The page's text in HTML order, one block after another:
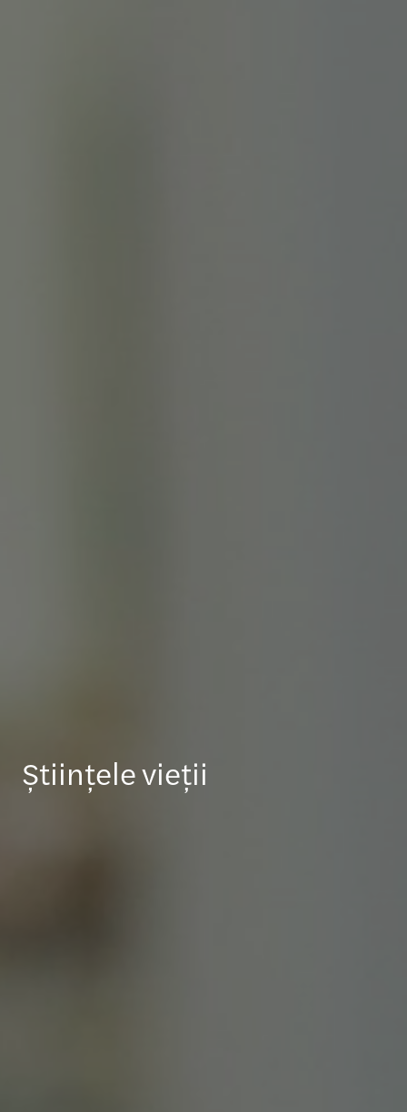
Științele vieții